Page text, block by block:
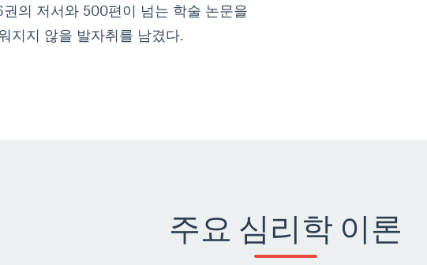
의 저서와 500편이 넘는 학술 논문을
지지 않을 발자취를 남겼다.
주요 심리학 이론